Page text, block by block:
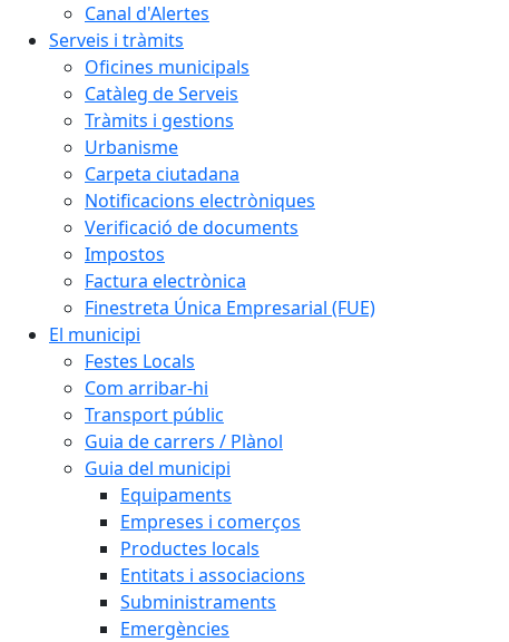
Canal d'Alertes
Serveis i tràmits
Oficines municipals
Catàleg de Serveis
Tràmits i gestions
Urbanisme
Carpeta ciutadana
Notificacions electròniques
Verificació de documents
Impostos
Factura electrònica
Finestreta Única Empresarial (FUE)
El municipi
Festes Locals
Com arribar-hi
Transport públic
Guia de carrers / Plànol
Guia del municipi
Equipaments
Empreses i comerços
Productes locals
Entitats i associacions
Subministraments
Emergències